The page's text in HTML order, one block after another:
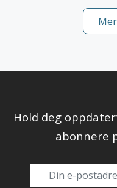
Hold deg
abonnere